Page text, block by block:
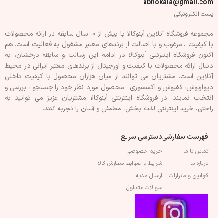
abnokala@gmail.com
پست الکترونیکی
مجموعه فروشگاه آنلاین اَبنوکالا با بیش از 10 سال سابقه در ارائه محصولات
با کيفيت ، مرغوب و با اصالت از برندهای معتبر مشغول به فعاليت است. هم
اکنون فروشگاه اینترنتی اَبنوکالا در ادامه اين رسالت و سابقه درخشان، به
دنبال ارائه محصولات با کيفيت و اورجينال از برندهای معتبر ايرانی در محيط
آنلاين است. مشتريان می توانند از ميان هزاران محصول با کيفيت داخلی
دیوارپوش، کفپوش و اکسسوری ، محصول مورد نظر خود را جستجو ، بررسی و
انتخاب نمايند. در فروشگاه اینترنتی اَبنوکالا مشتريان عزیز می توانيد به
راحتی، خرید اینترنتی لذت بخش، مطمئن و آسان را تجربه کنند.
فهرست سفارشی
تماس با ما
درباره ما
قوانین و مقرارات
دسترسی سریع
حریم خصوصی
شرایط و ضوابط سفارش کالا
ارسال هدیه
سوالات متداول